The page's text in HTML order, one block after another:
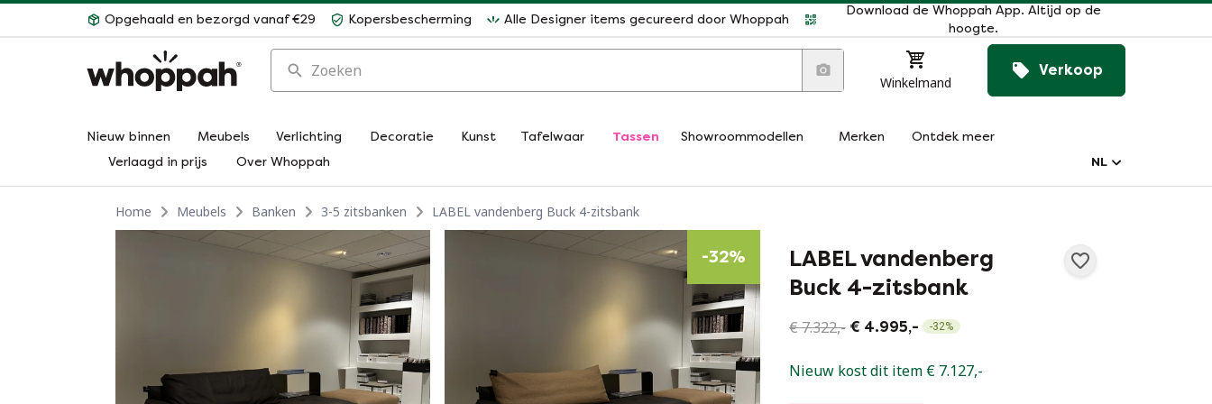
Opgehaald en bezorgd vanaf €29 Kopersbescherming Alle Designer items gecureerd door Whoppah
Download de Whoppah App. Altijd op de
hoogte.
Zoeken
Winkelmand
Verkoop
Nieuw binnen Meubels Verlichting Decoratie Kunst Tafelwaar Tassen Showroommodellen Merken
Ontdek meer
Verlaagd in prijs
Over Whoppah NL
Home Meubels Banken 3-5 zitsbanken LABEL vandenberg Buck 4-zitsbank
-32%
LABEL vandenberg
Buck 4-zitsbank
€ 7.322,- € 4.995,- -32%
Nieuw kost dit item € 7.127,-